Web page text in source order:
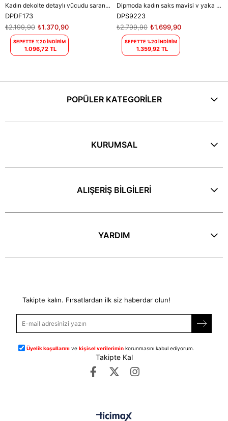
Kadın dekolte detaylı vücudu saran maxi elbise DPDF173
DPDF173
₺1.370,90
₺2.199,90
SEPETTE %20 İNDİRİM
1.096,72 TL
Dipmoda kadın saks mavisi v yaka simli tül abiye elbise DPS9223
DPS9223
₺1.699,90
₺2.799,90
SEPETTE %20 İNDİRİM
1.359,92 TL
POPÜLER KATEGORİLER
KURUMSAL
ALIŞERİŞ BİLGİLERİ
YARDIM
Takipte kalın. Fırsatlardan ilk siz haberdar olun!
Üyelik koşullarını vekişisel verilerimin korunmasını kabul ediyorum.
Takipte Kal